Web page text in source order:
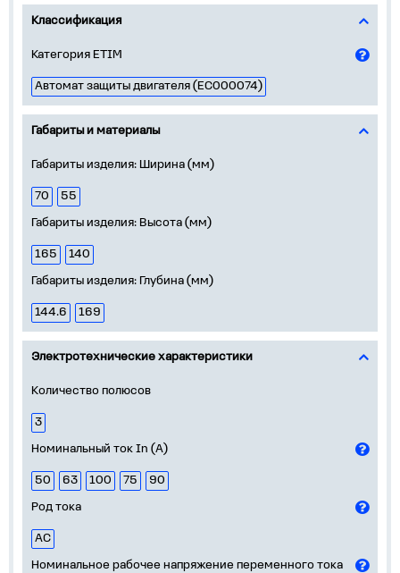
Классификация
Категория ETIM
Автомат защиты двигателя (EC000074)
Габариты и материалы
Габариты изделия: Ширина (мм)
70
55
Габариты изделия: Высота (мм)
165
140
Габариты изделия: Глубина (мм)
144.6 169
Электротехнические характеристики
Количество полюсов
3
Номинальный ток In (А)
50 63 100 75
90
Род тока
AC
Номинальное рабочее напряжение переменного тока